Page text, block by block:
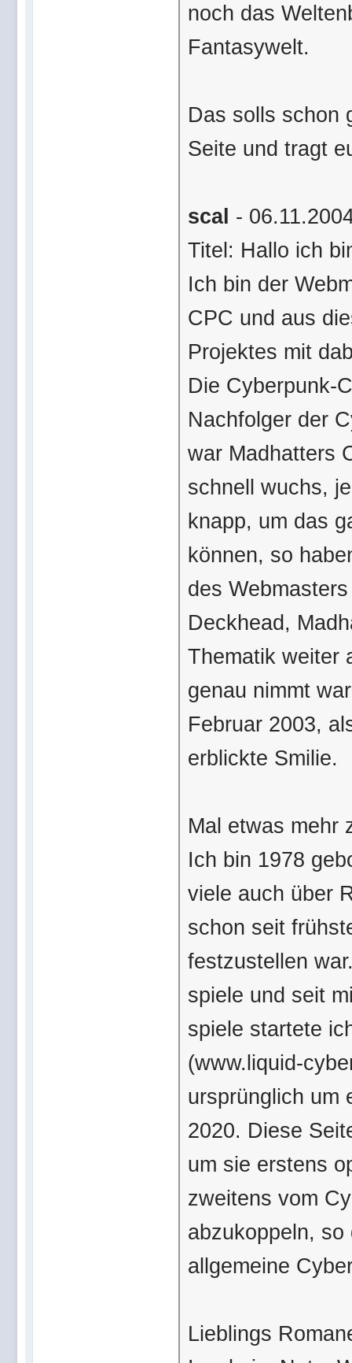
noch das
Fantasywelt.
Das solls schon
Seite und tragt
scal -
Titel: Hallo ich
Ich bin der
CPC und aus
Projektes mit
Die Cyberpunk-
Nachfolger der
war Madhatters
schnell wuchs,
knapp, um das
können, so
des
Deckhead,
Thematik weiter
genau nimmt
Februar 2003,
erblickte Smilie.
Mal etwas mehr
Ich bin 1978
viele auch über
schon seit
festzustellen
spiele und seit
spiele startete
(www.liquid-
ursprünglich um
2020. Diese
um sie erstens
zweitens vom
abzukoppeln,
allgemeine
Lieblings